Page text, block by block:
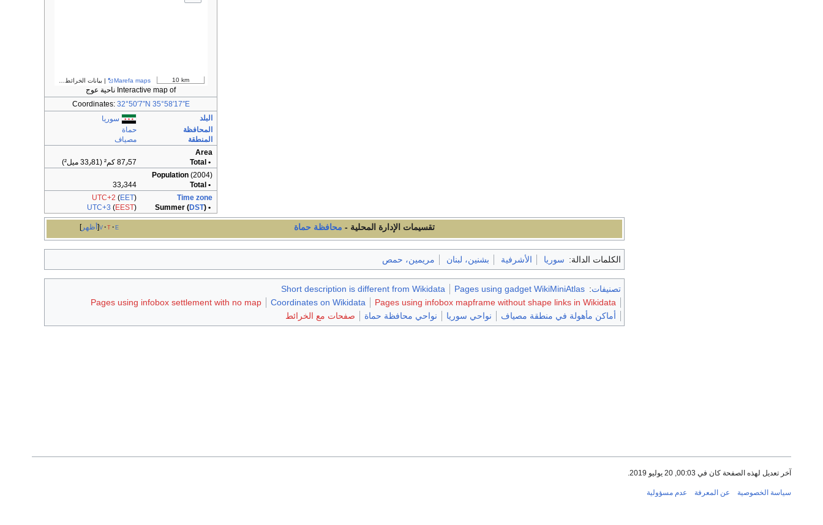
10 km
Marefa maps | بيانات الخرائط ©
Interactive map of ناحية عوج
Coordinates: 32°50′7″N 35°58′17″E
البلد
سوريا
المحافظة
حماة
المنطقة
مصياف
Area
• Total
87٫57 كم² (33٫81 ميل²)
Population (2004)
• Total
33٫344
Time zone
UTC+2 (EET)
• Summer (
DST)
UTC+3 (EEST)
أظهر v t e تقسيمات الإدارة المحلية - محافظة حماة
الكلمات الدالة: سوريا الأشرفية بشنين، لبنان مريمين، حمص
تصنيفات:
Pages using gadget WikiMiniAtlas
Short description is different from Wikidata
Pages using infobox mapframe without shape links in Wikidata
Coordinates on Wikidata
Pages using infobox settlement with no map
أماكن مأهولة في منطقة مصياف
نواحي سوريا نواحي محافظة حماة صفحات مع الخرائط
آخر تعديل لهذه الصفحة كان في 00:03, 20 يوليو 2019.
سياسة الخصوصية عن المعرفة عدم مسؤولية